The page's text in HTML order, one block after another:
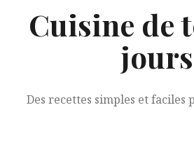
Cuisine de
jours
Des recettes simples et faciles